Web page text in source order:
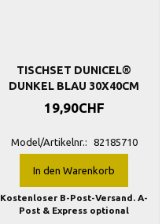
TISCHSET DUNICEL®
DUNKEL BLAU 30X40CM
19,90CHF
Model/Artikelnr.: 82185710
In den Warenkorb
Kostenloser B-Post-Versand. A-
Post & Express optional